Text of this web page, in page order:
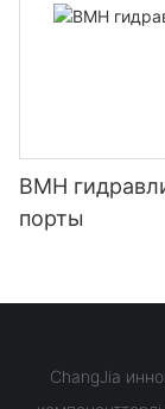
BMH
порты
ChangJia